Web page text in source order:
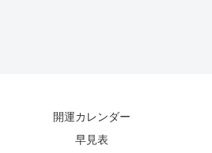
開運カレンダー
早見表